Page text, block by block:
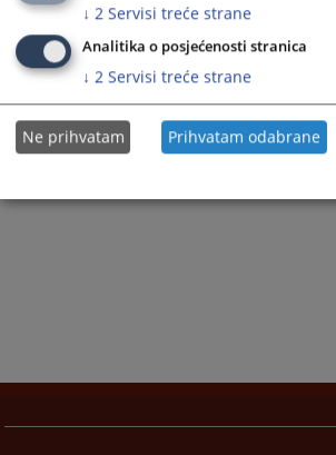
↓ 2 Servisi treće strane
Analitika o posjećenosti stranica
↓ 2 Servisi treće strane
Ne prihvatam Prihvatam odabrane